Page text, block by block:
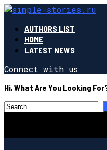
AUTHORS LIST
HOME
LATEST NEWS
Connect with us
Hi, What Are You Looking